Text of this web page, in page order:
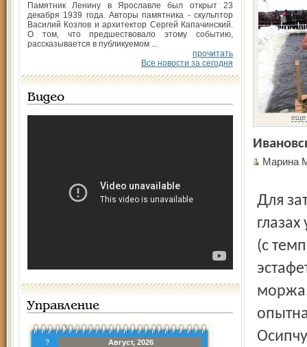
Памятник Ленину в Ярославле был открыт 23
декабря 1939 года. Авторы памятника - скульптор
Василий Козлов и архитектор Сергей Капачинский.
О том, что предшествовало этому событию,
рассказывается в публикуемом ...
прочитать
Все новости за сегодня
Видео
Управление
?
Август, 2026
еще
Для затравки вышли на лёд ивановские спортсмены и на
(с